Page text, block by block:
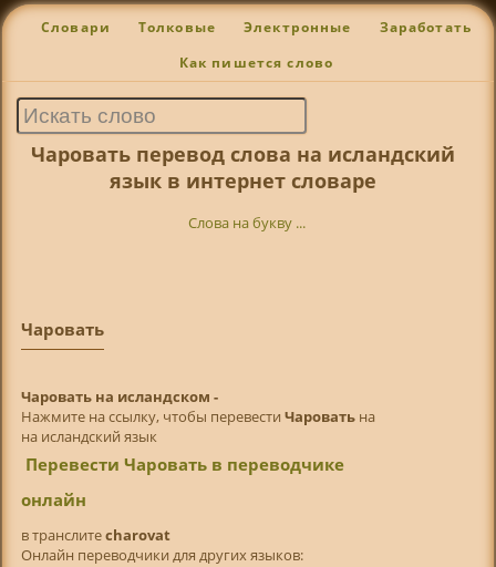
Словари Толковые Электронные Заработать
Как пишется слово
Чаровать перевод слова на исландский
язык в интернет словаре
Слова на букву ...
Чаровать
Чаровать на исландском -
Нажмите на ссылку, чтобы перевести Чароватьна
на исландский язык
Перевести Чаровать в переводчике
онлайн
в транслитecharovat
Онлайн переводчики для других языков: